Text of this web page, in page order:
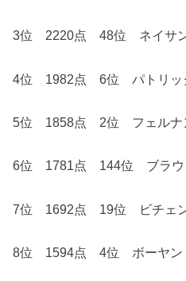
3位 2220点 48位 ネイサ
4位 1982点 6位 パトリッ
5位 1858点 2位 フェルナ
6位 1781点 144位 ブラウ
7位 1692点 19位 ビチェ
8位 1594点 4位 ボーヤン